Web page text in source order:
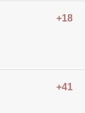
+18
+41